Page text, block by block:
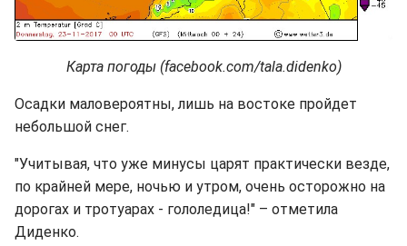
Карта погоды (facebook.com/tala.didenko)
Осадки маловероятны, лишь на востоке пройдет
небольшой снег.
"Учитывая, что уже минусы царят практически везде,
по крайней мере, ночью и утром, очень осторожно на
дорогах и тротуарах - гололедица!" – отметила
Диденко.